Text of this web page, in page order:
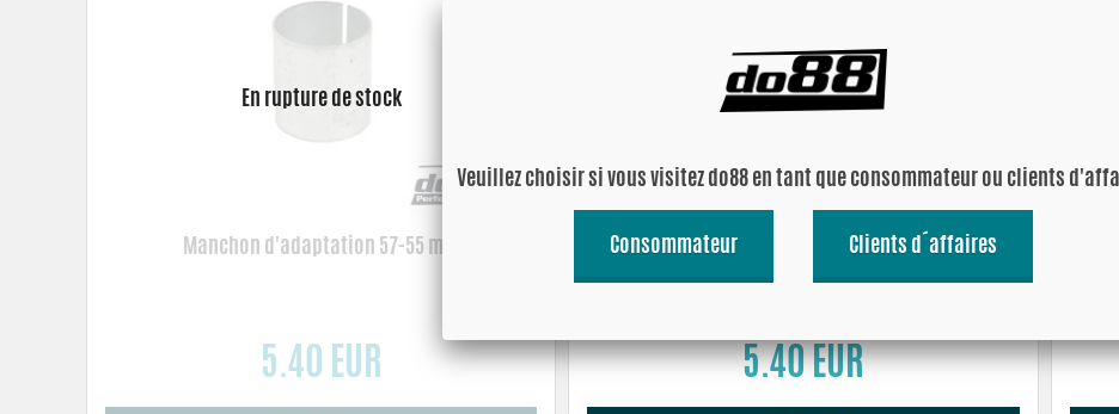
Manchon d'adaptation 57-55 mm
5.40 EUR
Manchon d'adaptation 60-55 mm
5.40 EUR
Veuillez choisir si vous visitez do88 en tant que consommateur ou clients
Consommateur Clients d´affaires